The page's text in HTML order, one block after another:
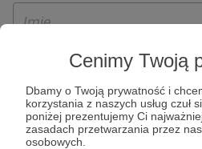
Cenimy Twoją
Dbamy o Twoją prywatność i
korzystania z naszych usług czuł
poniżej prezentujemy Ci
zasadach przetwarzania przez
osobowych.
Patronite.pl, w tym możliwości
otrzymywania wsparcia na
ich przenoszenia, niepodlegania
wyrażenia sprzeciwu wobec
osobowych. Rejestracja dla
jest po przekazaniu podpisanego
założenie konta przez osobę
dostępny jest na stronie